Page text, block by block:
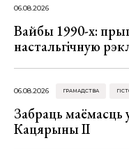
06.08.2026
Вайбы 1990-х:
настальгічную
06.08.2026 ГРАМАДСТВА
Забраць маёмасць
Кацярыны ІІ